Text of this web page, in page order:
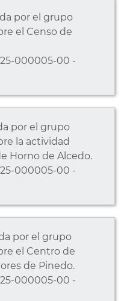
por el grupo
el Censo de
000005-00 -
por el grupo
la actividad
Horno de Alcedo.
000005-00 -
por el grupo
el Centro de
de Pinedo.
000005-00 -